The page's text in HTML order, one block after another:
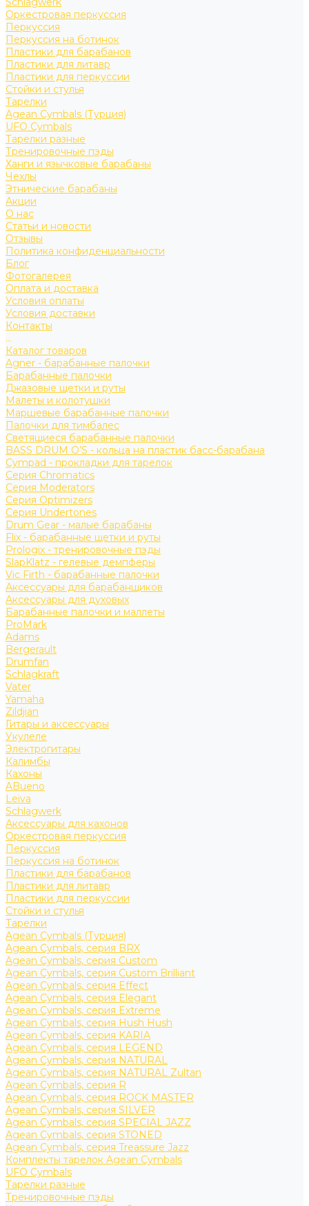
Оркестровая перкуссия
Перкуссия
Перкуссия на ботинок
Пластики для барабанов
Пластики для литавр
Пластики для перкуссии
Стойки и стулья
Тарелки
Agean Cymbals (Турция)
UFO Cymbals
Тарелки разные
Тренировочные пэды
Ханги и язычковые барабаны
Чехлы
Этнические барабаны
Акции
О нас
Статьи и новости
Отзывы
Политика конфиденциальности
Блог
Фотогалерея
Оплата и доставка
Условия оплаты
Условия доставки
Контакты
...
Каталог товаров
Agner - барабанные палочки
Барабанные палочки
Джазовые щетки и руты
Малеты и колотушки
Маршевые барабанные палочки
Палочки для тимбалес
Светящиеся барабанные палочки
BASS DRUM O’S - кольца на пластик басс-барабана
Cympad - прокладки для тарелок
Серия Chromatics
Серия Moderators
Серия Optimizers
Серия Undertones
Drum Gear - малые барабаны
Flix - барабанные щетки и руты
Prologix - тренировочные пэды
SlapKlatz - гелевые демпферы
Vic Firth - барабанные палочки
Аксессуары для барабанщиков
Аксессуары для духовых
Барабанные палочки и маллеты
ProMark
Adams
Bergerault
Drumfan
Schlagkraft
Vater
Yamaha
Zildjian
Гитары и аксессуары
Укулеле
Электрогитары
Калимбы
Кахоны
ABueno
Leiva
Schlagwerk
Аксессуары для кахонов
Оркестровая перкуссия
Перкуссия
Перкуссия на ботинок
Пластики для барабанов
Пластики для литавр
Пластики для перкуссии
Стойки и стулья
Тарелки
Agean Cymbals (Турция)
Agean Cymbals, серия BRX
Agean Cymbals, серия Custom
Agean Cymbals, серия Custom Brilliant
Agean Cymbals, серия Effect
Agean Cymbals, серия Elegant
Agean Cymbals, серия Extreme
Agean Cymbals, серия Hush Hush
Agean Cymbals, серия KARIA
Agean Cymbals, серия LEGEND
Agean Cymbals, серия NATURAL
Agean Cymbals, серия NATURAL Zultan
Agean Cymbals, серия R
Agean Cymbals, серия ROCK MASTER
Agean Cymbals, серия SILVER
Agean Cymbals, серия SPECIAL JAZZ
Agean Cymbals, серия STONED
Agean Cymbals, серия Treassure Jazz
Комплекты тарелок Agean Cymbals
UFO Cymbals
Тарелки разные
Тренировочные пэды